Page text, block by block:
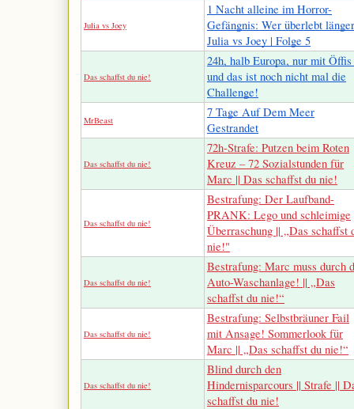
Julia vs Joey
1 Nacht alleine im Horror-
Gefängnis: Wer überlebt
Julia vs Joey | Folge 5
Das schaffst du nie!
24h, halb Europa, nur mit Öffis
und das ist noch nicht mal die
Challenge!
MrBeast
7 Tage Auf Dem Meer
Gestrandet
Das schaffst du nie!
72h-Strafe: Putzen beim Roten
Kreuz – 72 Sozialstunden für
Marc || Das schaffst du nie!
Das schaffst du nie!
Bestrafung: Der Laufband-
PRANK: Lego und schleimige
Überraschung || „Das schaffst
nie!"
Das schaffst du nie!
Bestrafung: Marc muss durch
Auto-Waschanlage! || „Das
schaffst du nie!“
Das schaffst du nie!
Bestrafung: Selbstbräuner Fail
mit Ansage! Sommerlook für
Marc || „Das schaffst du nie!“
Das schaffst du nie!
Blind durch den
Hindernisparcours || Strafe ||
schaffst du nie!